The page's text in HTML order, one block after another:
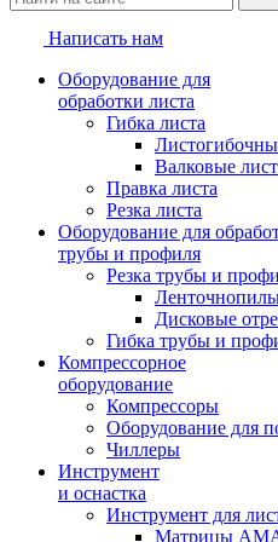
Написать нам
Оборудование для
обработки листа
Гибка листа
Валковые
Правка листа
Резка листа
Оборудование для
трубы и профиля
Резка трубы и
Дисковые
Гибка трубы и
Компрессорное
оборудование
Компрессоры
Оборудование для
Чиллеры
Инструмент
и оснастка
Инструмент для
Матрицы